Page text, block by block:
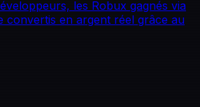
les Robux gagnés via
convertis en argent réel grâce au